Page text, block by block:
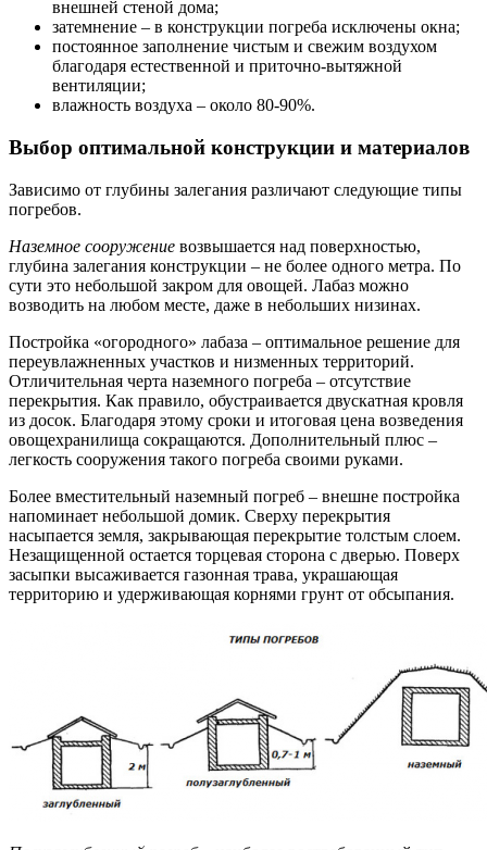
внешней стеной дома;
затемнение – в конструкции погреба исключены окна;
постоянное заполнение чистым и свежим воздухом
благодаря естественной и приточно-вытяжной
вентиляции;
влажность воздуха – около 80-90%.
Выбор оптимальной конструкции и материалов
Зависимо от глубины залегания различают следующие типы
погребов.
Наземное сооружение возвышается над поверхностью,
глубина залегания конструкции – не более одного метра. По
сути это небольшой закром для овощей. Лабаз можно
возводить на любом месте, даже в небольших низинах.
Постройка «огородного» лабаза – оптимальное решение для
переувлажненных участков и низменных территорий.
Отличительная черта наземного погреба – отсутствие
перекрытия. Как правило, обустраивается двускатная кровля
из досок. Благодаря этому сроки и итоговая цена возведения
овощехранилища сокращаются. Дополнительный плюс –
легкость сооружения такого погреба своими руками.
Более вместительный наземный погреб – внешне постройка
напоминает небольшой домик. Сверху перекрытия
насыпается земля, закрывающая перекрытие толстым слоем.
Незащищенной остается торцевая сторона с дверью. Поверх
засыпки высаживается газонная трава, украшающая
территорию и удерживающая корнями грунт от обсыпания.